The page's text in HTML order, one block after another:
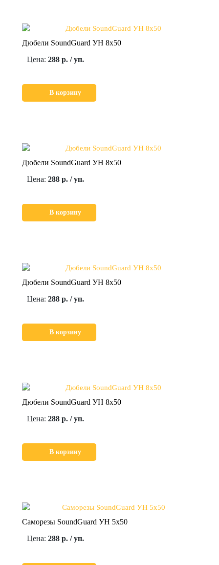
Дюбели SoundGuard УН 8х50
Цена: 288 р. / уп.
В корзину
Дюбели SoundGuard УН 8х50
Цена: 288 р. / уп.
В корзину
Дюбели SoundGuard УН 8х50
Цена: 288 р. / уп.
В корзину
Дюбели SoundGuard УН 8х50
Цена: 288 р. / уп.
В корзину
Саморезы SoundGuard УН 5х50
Цена: 288 р. / уп.